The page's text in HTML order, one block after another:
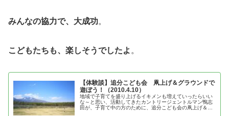
みんなの協力で、大成功。
こどもたちも、楽しそうでしたよ 。
【体験談】追分こども会 凧上げ＆グラウンドで
遊ぼう！（2010.4.10）
地域で子育てを盛り上げるイキメンも増えていったらいい
な～と思い、活動してきたカントリージェントルマン鴨志
田が、子育て中の方のために、追分こども会の凧上げ＆グ